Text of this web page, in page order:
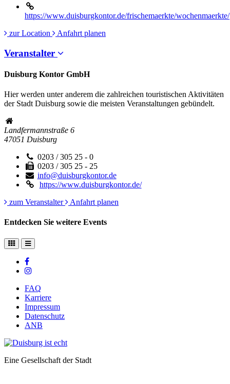
https://www.duisburgkontor.de/frischemaerkte/wochenmaerkte/
zur Location
Anfahrt planen
Veranstalter
Duisburg Kontor GmbH
Hier werden unter anderem die zahlreichen touristischen Aktivitäten
der Stadt Duisburg sowie die meisten Veranstaltungen gebündelt.
Landfermannstraße 6
47051 Duisburg
0203 / 305 25 - 0
0203 / 305 25 - 25
info@duisburgkontor.de
https://www.duisburgkontor.de/
zum Veranstalter
Anfahrt planen
Entdecken Sie weitere Events
FAQ
Karriere
Impressum
Datenschutz
ANB
Eine Gesellschaft der Stadt